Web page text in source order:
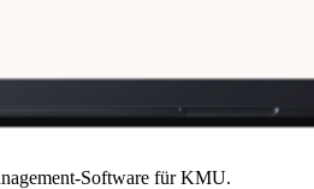
Software für KMU.